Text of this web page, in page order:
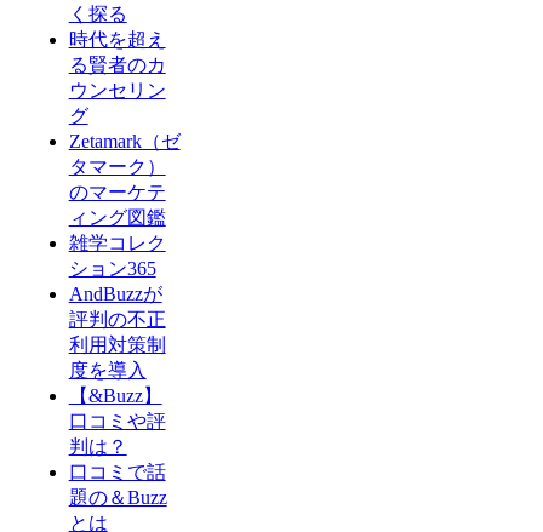
く探る
時代を超え
る賢者のカ
ウンセリン
グ
Zetamark（ゼ
タマーク）
のマーケテ
ィング図鑑
雑学コレク
ション365
AndBuzzが
評判の不正
利用対策制
度を導入
【&Buzz】
口コミや評
判は？
口コミで話
題の＆Buzz
とは